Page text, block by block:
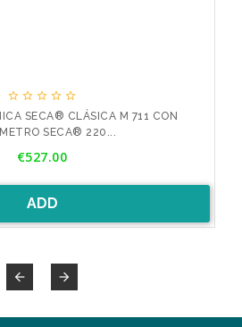
    
SECA® CLÁSICA M 711 CON
SECA® 220...
€527.00
ADD
 